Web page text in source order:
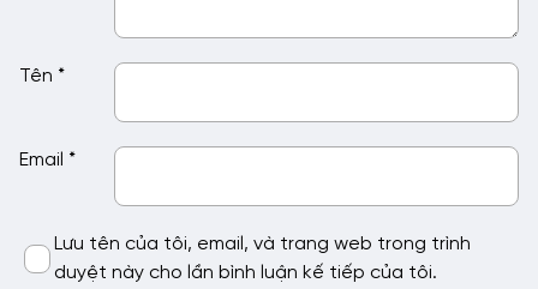
Tên *
Email *
Lưu tên của tôi, email, và trang web trong trình
duyệt này cho lần bình luận kế tiếp của tôi.